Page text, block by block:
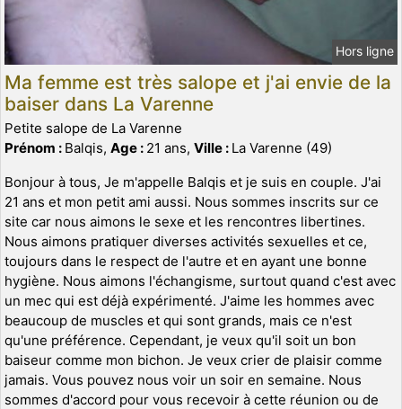
Hors ligne
Ma femme est très salope et j'ai envie de la
baiser dans La Varenne
Petite salope de La Varenne
Prénom : Balqis, Age : 21 ans, Ville : La Varenne (49)
Bonjour à tous, Je m'appelle Balqis et je suis en couple. J'ai
21 ans et mon petit ami aussi. Nous sommes inscrits sur ce
site car nous aimons le sexe et les rencontres libertines.
Nous aimons pratiquer diverses activités sexuelles et ce,
toujours dans le respect de l'autre et en ayant une bonne
hygiène. Nous aimons l'échangisme, surtout quand c'est avec
un mec qui est déjà expérimenté. J'aime les hommes avec
beaucoup de muscles et qui sont grands, mais ce n'est
qu'une préférence. Cependant, je veux qu'il soit un bon
baiseur comme mon bichon. Je veux crier de plaisir comme
jamais. Vous pouvez nous voir un soir en semaine. Nous
sommes d'accord pour vous recevoir à cette réunion ou de